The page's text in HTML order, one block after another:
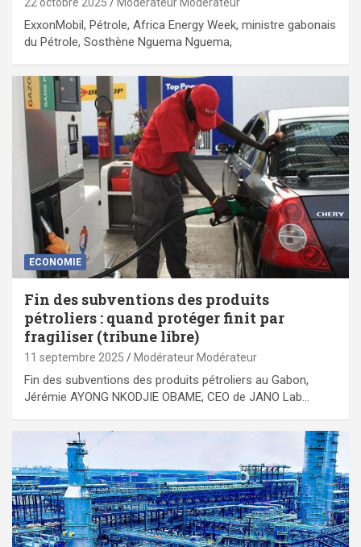
22 octobre 2025 Modérateur Modérateur
ExxonMobil, Pétrole, Africa Energy Week, ministre gabonais
du Pétrole, Sosthène Nguema Nguema,
ECONOMIE
Fin des subventions des produits
pétroliers : quand protéger finit par
fragiliser (tribune libre)
11 septembre 2025 Modérateur Modérateur
Fin des subventions des produits pétroliers au Gabon,
Jérémie AYONG NKODJIE OBAME, CEO de JANO Lab…